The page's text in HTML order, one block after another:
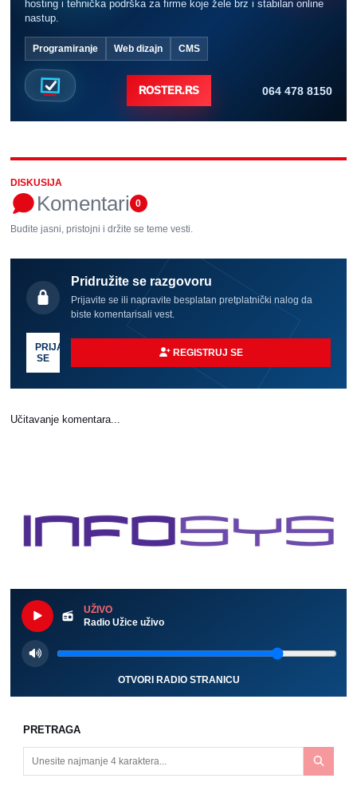
hosting i tehnička podrška za firme koje žele brz i stabilan online
nastup.
Programiranje Web dizajn CMS
ROSTER.RS 064 478 8150
DISKUSIJA
Komentari 0
Budite jasni, pristojni i držite se teme vesti.
Pridružite se razgovoru
Prijavite se ili napravite besplatan pretplatnički nalog da
biste komentarisali vest.
PRIJAVI
SE
REGISTRUJ SE
Učitavanje komentara...
UŽIVO
Radio Užice uživo
OTVORI RADIO STRANICU
PRETRAGA